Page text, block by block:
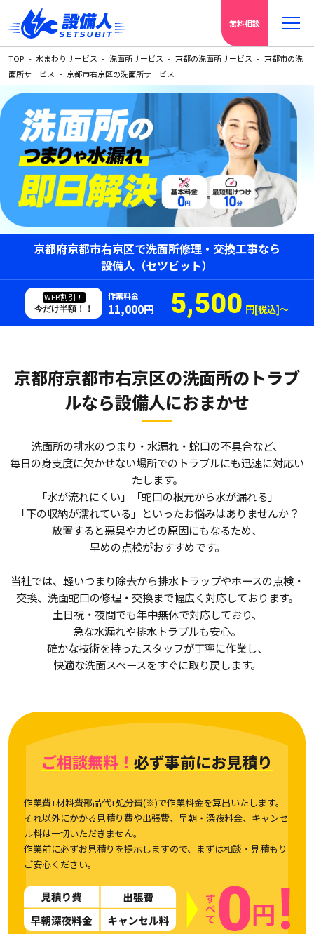
無料相談
TOP 水まわりサービス 洗面所サービス 京都の洗面所サービス
京都市の洗
面所サービス
京都市右京区の洗面所サービス
京都府京都市右京区で洗面所修理・交換工事なら
設備人（セツビット）
WEB割引！
今だけ半額！！
作業料金
11,000円 5,500 円[税込]〜
京都府京都市右京区の洗面所のトラブ
ルなら設備人におまかせ
洗面所の排水のつまり・水漏れ・蛇口の不具合など、
毎日の身支度に欠かせない場所でのトラブルにも迅速に対応い
たします。
「水が流れにくい」「蛇口の根元から水が漏れる」
「下の収納が濡れている」といったお悩みはありませんか？
放置すると悪臭やカビの原因にもなるため、
早めの点検がおすすめです。
当社では、軽いつまり除去から排水トラップやホースの点検・
交換、洗面蛇口の修理・交換まで幅広く対応しております。
土日祝・夜間でも年中無休で対応しており、
急な水漏れや排水トラブルも安心。
確かな技術を持ったスタッフが丁寧に作業し、
快適な洗面スペースをすぐに取り戻します。
ご相談無料！ 必ず事前にお見積り
作業費+材料費部品代+処分費(※)で作業料金を算出いたします。
それ以外にかかる見積り費や出張費、早朝・深夜料金、キャンセ
ル料は一切いただきません。
作業前に必ずお見積りを提示しますので、まずは相談・見積もり
ご安心ください。